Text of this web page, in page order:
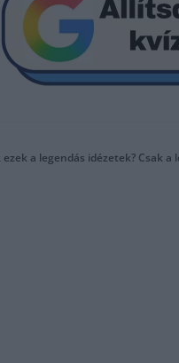
a legendás idézetek? Csak